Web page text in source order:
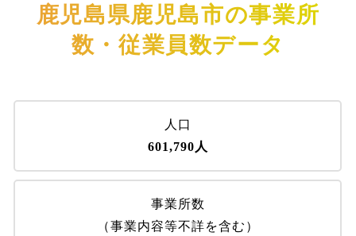
鹿児島県鹿児島市の事業所
数・従業員数データ
人口
601,790人
事業所数
（事業内容等不詳を含む）